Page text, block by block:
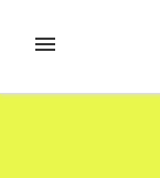
InhaltMENÜ